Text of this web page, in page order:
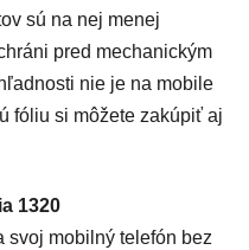
sú na nej menej
pred mechanickým
nie je na mobile
fóliu si môžete zakúpiť aj
1320
svoj mobilný telefón bez